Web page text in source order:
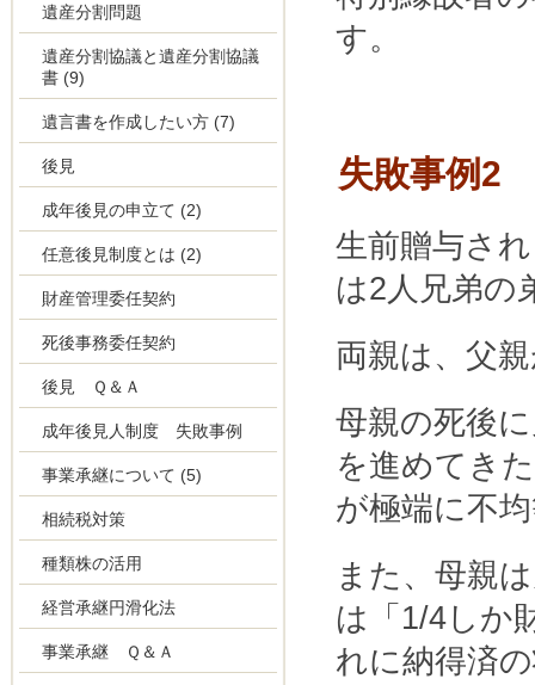
す。
失敗事例2
生前贈与さ
は2人兄弟の
両親は、父
母親の死後
を進めてき
が極端に不
また、母親
は「1/4しか
れに納得済
遺産分割問題
遺産分割協議と遺産分割協議
書 (9)
遺言書を作成したい方 (7)
後見
成年後見の申立て (2)
任意後見制度とは (2)
財産管理委任契約
死後事務委任契約
後見 Ｑ＆Ａ
成年後見人制度 失敗事例
事業承継について (5)
相続税対策
種類株の活用
経営承継円滑化法
事業承継 Ｑ＆Ａ